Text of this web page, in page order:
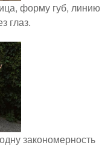
форму губ, линию
глаз.
закономерность